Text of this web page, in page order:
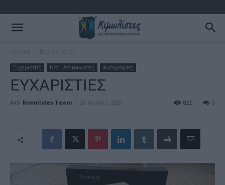
Ευχαριστίες Νεα - Ανακοινώσεις Φωτογραφίες
ΕΥΧΑΡΙΣΤΙΕΣ
Από Kimolistes Team - 28 Ιουλίου, 2021 0
825